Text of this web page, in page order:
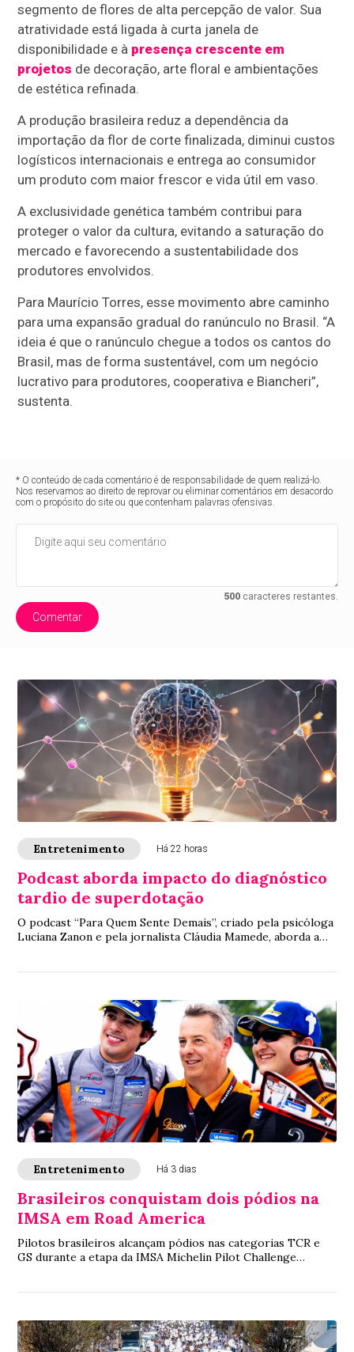
segmento de flores de alta percepção de valor. Sua
atratividade está ligada à curta janela de
disponibilidade e à presença crescente em
projetos de decoração, arte floral e ambientações
de estética refinada.
A produção brasileira reduz a dependência da
importação da flor de corte finalizada, diminui custos
logísticos internacionais e entrega ao consumidor
um produto com maior frescor e vida útil em vaso.
A exclusividade genética também contribui para
proteger o valor da cultura, evitando a saturação do
mercado e favorecendo a sustentabilidade dos
produtores envolvidos.
Para Maurício Torres, esse movimento abre caminho
para uma expansão gradual do ranúnculo no Brasil. “A
ideia é que o ranúnculo chegue a todos os cantos do
Brasil, mas de forma sustentável, com um negócio
lucrativo para produtores, cooperativa e Biancheri”,
sustenta.
* O conteúdo de cada comentário é de responsabilidade de quem realizá-lo.
Nos reservamos ao direito de reprovar ou eliminar comentários em desacordo
com o propósito do site ou que contenham palavras ofensivas.
500caracteres restantes.
Comentar
Entretenimento Há 22 horas
Podcast aborda impacto do diagnóstico
tardio de superdotação
O podcast “Para Quem Sente Demais”, criado pela psicóloga
Luciana Zanon e pela jornalista Cláudia Mamede, aborda a
Entretenimento Há 3 dias
Brasileiros conquistam dois pódios na
IMSA em Road America
Pilotos brasileiros alcançam pódios nas categorias TCR e
GS durante a etapa da IMSA Michelin Pilot Challenge